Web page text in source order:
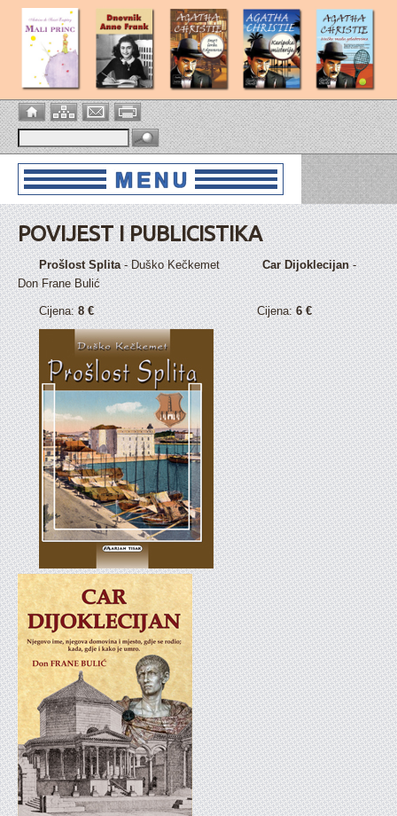
POVIJEST I PUBLICISTIKA
Prošlost Splita- Duško KečkemetCar Dijoklecijan-
Don Frane Bulić
Cijena:8 €Cijena:6 €